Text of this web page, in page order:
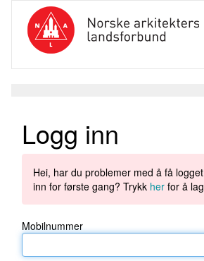
Logg inn
Hei, har du problemer med å få
inn for første gang? Trykk herfor å
Mobilnummer